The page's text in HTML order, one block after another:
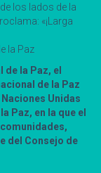
los lados de la
«¡Larga
la Paz
de la Paz, el
de la Paz
Unidas
Paz, en la que el
del Consejo de